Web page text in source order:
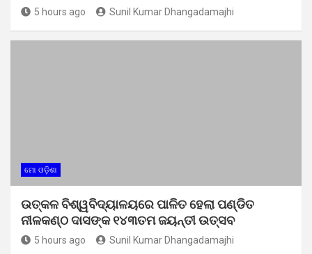
5 hours ago Sunil Kumar Dhangadamajhi
ମୋ ଓଡ଼ିଶା
ଉତ୍କଳ ବିଶ୍ୱବିଦ୍ୟାଳୟରେ ପାଳିତ ହେଲା ପଣ୍ଡିତ
ନୀଳକଣ୍ଠ ଦାସଙ୍କ ୧୪୩ତମ ଜୟନ୍ତୀ ଉତ୍ସବ
5 hours ago Sunil Kumar Dhangadamajhi